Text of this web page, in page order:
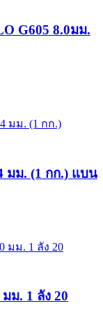
G605 8.0มม.
มม. (1 กก.) แบน
ม. 1 ลัง 20